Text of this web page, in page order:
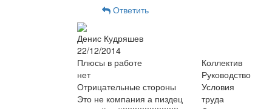
Ответить
Денис Кудряшев
22/12/2014
Плюсы в работе
нет
Отрицательные стороны
Это не компания а пиздец
Коллектив
Руководство
Условия
труда